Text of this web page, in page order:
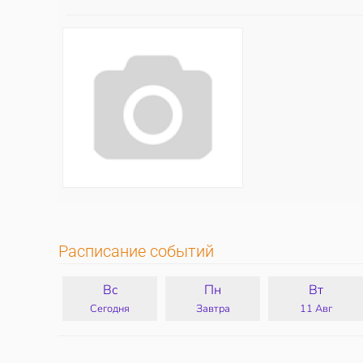
Расписание событий
Вс
Сегодня
Пн
Завтра
Вт
11 Авг